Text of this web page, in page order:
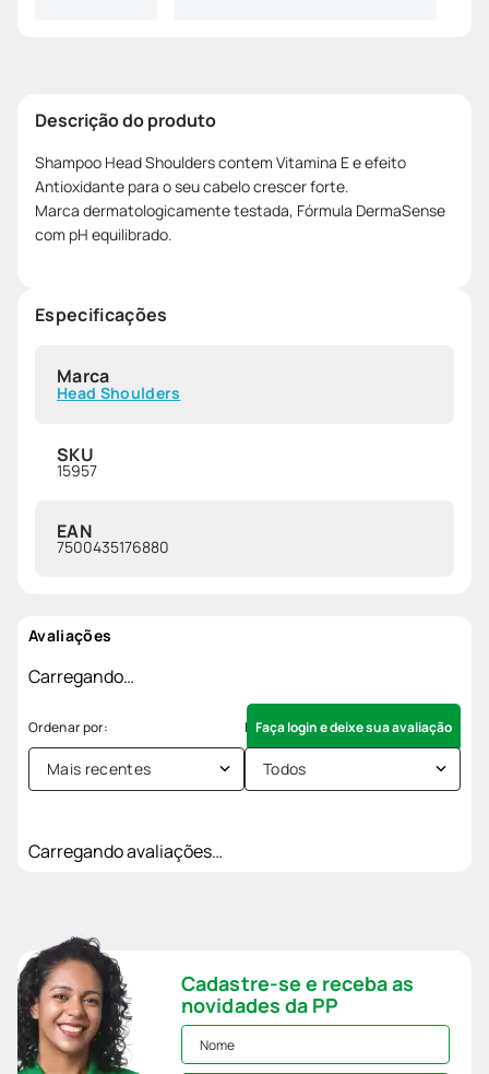
Descrição do produto
Shampoo Head Shoulders contem Vitamina E e efeito
Antioxidante para o seu cabelo crescer forte.
Marca dermatologicamente testada, Fórmula DermaSense
com pH equilibrado.
Especificações
Marca
Head Shoulders
SKU
15957
EAN
7500435176880
Avaliações
Carregando…
Faça login e deixe sua avaliação
Mais recentes Todos
Carregando avaliações…
Cadastre-se e receba as
novidades da PP